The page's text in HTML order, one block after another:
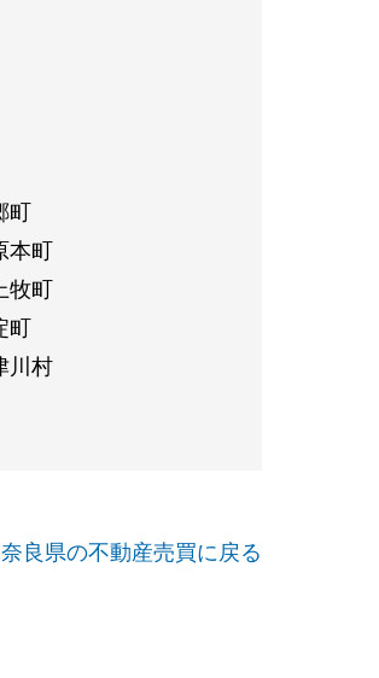
町
本町
牧町
町
川村
奈良県の不動産売買に戻る